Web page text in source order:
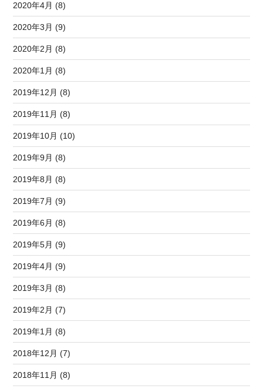
2020年4月 (8)
2020年3月 (9)
2020年2月 (8)
2020年1月 (8)
2019年12月 (8)
2019年11月 (8)
2019年10月 (10)
2019年9月 (8)
2019年8月 (8)
2019年7月 (9)
2019年6月 (8)
2019年5月 (9)
2019年4月 (9)
2019年3月 (8)
2019年2月 (7)
2019年1月 (8)
2018年12月 (7)
2018年11月 (8)